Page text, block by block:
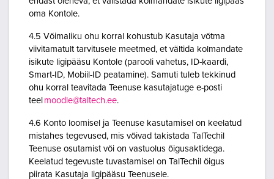
oma Kontole.
4.5 Võimaliku ohu korral kohustub Kasutaja võtma
viivitamatult tarvitusele meetmed, et vältida kolmandate
isikute ligipääsu Kontole (parooli vahetus, ID-kaardi,
Smart-ID, Mobiil-ID peatamine). Samuti tuleb tekkinud
ohu korral teavitada Teenuse kasutajatuge e-posti
teel moodle@taltech.ee.
4.6 Konto loomisel ja Teenuse kasutamisel on keelatud
mistahes tegevused, mis võivad takistada TalTechil
Teenuse osutamist või on vastuolus õigusaktidega.
Keelatud tegevuste tuvastamisel on TalTechil õigus
piirata Kasutaja ligipääsu Teenusele.